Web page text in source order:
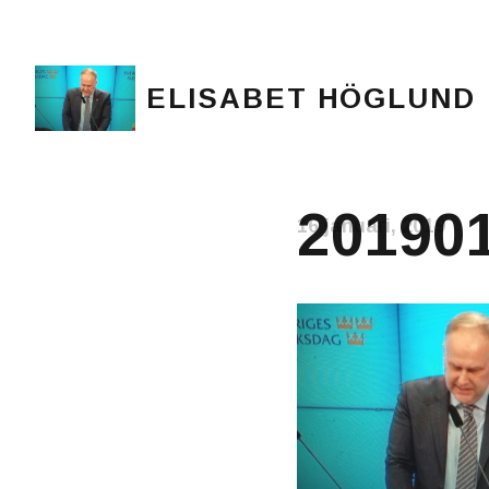
ELISABET HÖGLUND
16 januari, 2019